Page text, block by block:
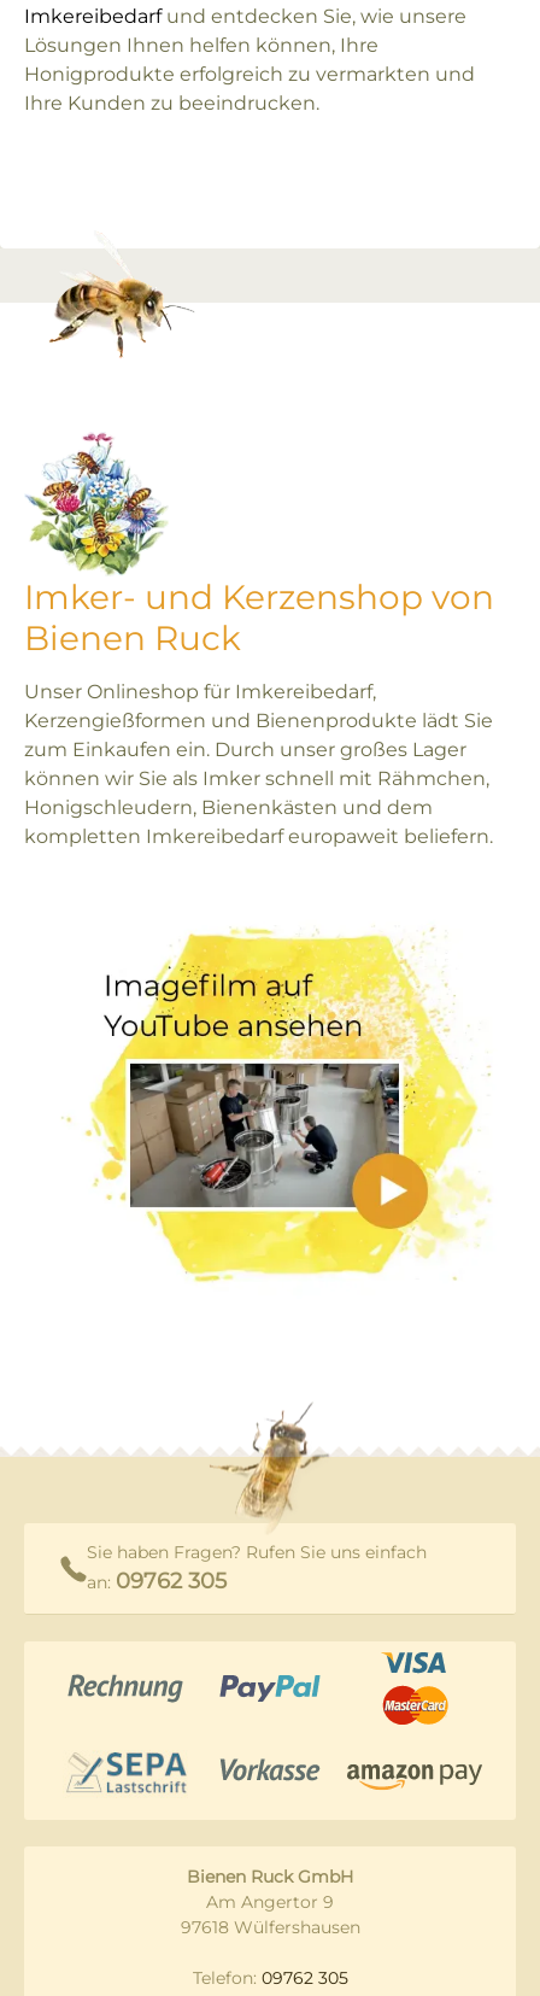
Imkereibedarf und entdecken Sie, wie unsere
Lösungen Ihnen helfen können, Ihre
Honigprodukte erfolgreich zu vermarkten und
Ihre Kunden zu beeindrucken.
Imker- und Kerzenshop von
Bienen Ruck
Unser Onlineshop für Imkereibedarf,
Kerzengießformen und Bienenprodukte lädt Sie
zum Einkaufen ein. Durch unser großes Lager
können wir Sie als Imker schnell mit Rähmchen,
Honigschleudern, Bienenkästen und dem
kompletten Imkereibedarf europaweit beliefern.
Sie haben Fragen? Rufen Sie uns einfach
an: 09762 305
Bienen Ruck GmbH
Am Angertor 9
97618 Wülfershausen
Telefon: 09762 305